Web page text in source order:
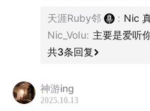
Tom Lee：Ethereum
Balaji 关于AI时代加密身
我们 Day1global 节目也在
天涯Ruby邻 : Nic
Nic_VoIu: 主要是爱听
共3条回复
神游ing
2025.10.13